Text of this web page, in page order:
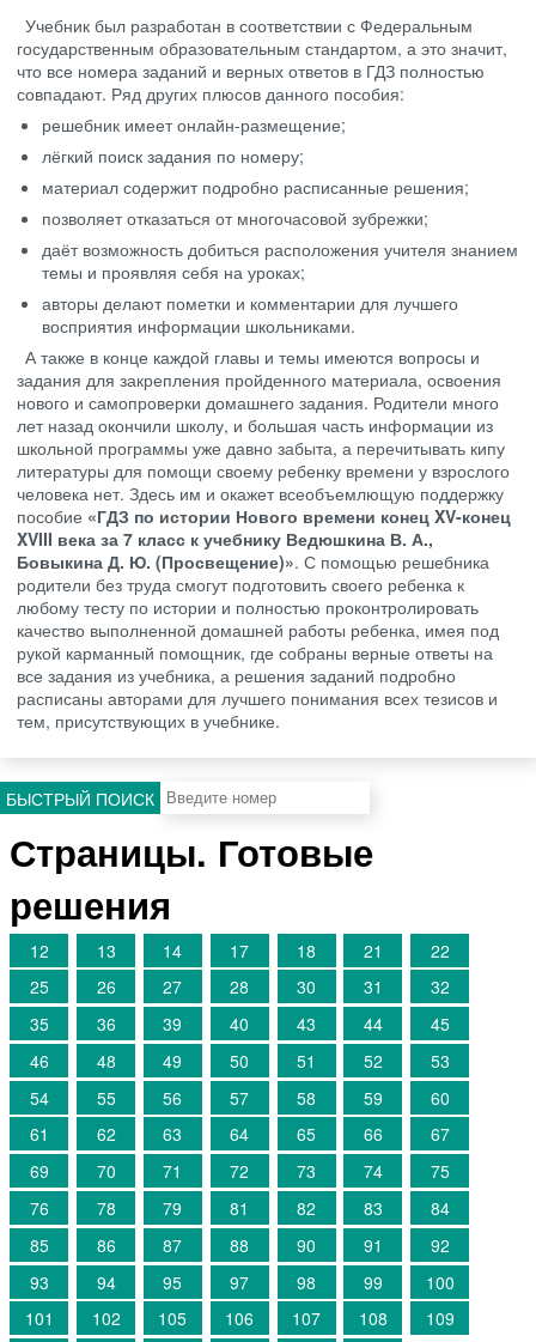
Учебник был разработан в соответствии с Федеральным
государственным образовательным стандартом, а это значит,
что все номера заданий и верных ответов в ГДЗ полностью
совпадают. Ряд других плюсов данного пособия:
решебник имеет онлайн-размещение;
лёгкий поиск задания по номеру;
материал содержит подробно расписанные решения;
позволяет отказаться от многочасовой зубрежки;
даёт возможность добиться расположения учителя знанием
темы и проявляя себя на уроках;
авторы делают пометки и комментарии для лучшего
восприятия информации школьниками.
А также в конце каждой главы и темы имеются вопросы и
задания для закрепления пройденного материала, освоения
нового и самопроверки домашнего задания. Родители много
лет назад окончили школу, и большая часть информации из
школьной программы уже давно забыта, а перечитывать кипу
литературы для помощи своему ребенку времени у взрослого
человека нет. Здесь им и окажет всеобъемлющую поддержку
пособие «ГДЗ по истории Нового времени конец XV-конец
XVIII века за 7 класс к учебнику Ведюшкина В. А.,
Бовыкина Д. Ю. (Просвещение)». С помощью решебника
родители без труда смогут подготовить своего ребенка к
любому тесту по истории и полностью проконтролировать
качество выполненной домашней работы ребенка, имея под
рукой карманный помощник, где собраны верные ответы на
все задания из учебника, а решения заданий подробно
расписаны авторами для лучшего понимания всех тезисов и
тем, присутствующих в учебнике.
БЫСТРЫЙ ПОИСК
Страницы. Готовые
решения
12 13 14 17 18 21
22
25
26 27 28 30 31
32
35
36 39 40 43 44
45
46
48 49 50 51 52
53
54
55 56 57 58 59
60
61
62 63 64 65 66
67
69
70 71 72 73 74
75
76
78 79 81 82 83
84
85
86 87 88 90 91
92
93
94 95 97 98 99
100
101
102 105 106 107 108 109